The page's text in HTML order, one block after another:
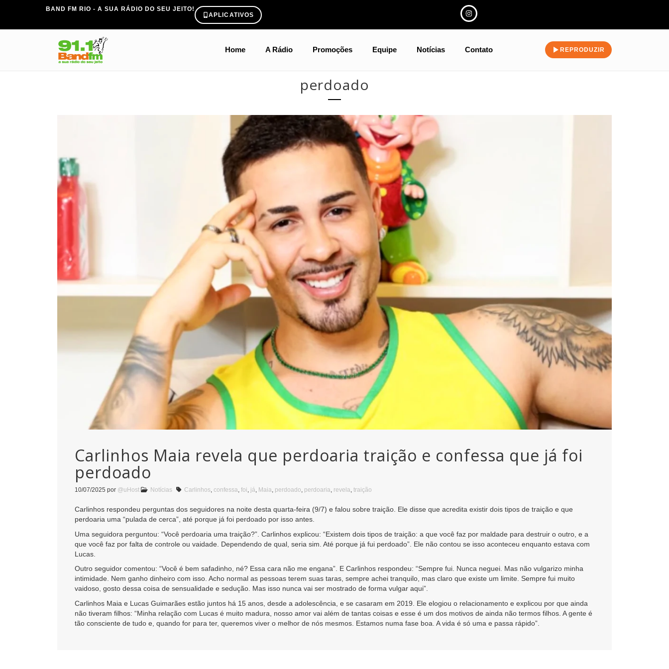
BAND FM RIO - A SUA RÁDIO DO SEU JEITO!
APLICATIVOS
Home A Rádio Promoções Equipe Notícias Contato REPRODUZIR
perdoado
Carlinhos Maia revela que perdoaria traição e confessa que já foi
perdoado
10/07/2025 por @uHost Notícias Carlinhos, confessa, foi, já, Maia, perdoado, perdoaria, revela, traição
Carlinhos respondeu perguntas dos seguidores na noite desta quarta-feira (9/7) e falou sobre traição. Ele disse que acredita existir dois tipos de traição e que
perdoaria uma “pulada de cerca”, até porque já foi perdoado por isso antes.
Uma seguidora perguntou: “Você perdoaria uma traição?”. Carlinhos explicou: “Existem dois tipos de traição: a que você faz por maldade para destruir o outro, e a
que você faz por falta de controle ou vaidade. Dependendo de qual, seria sim. Até porque já fui perdoado”. Ele não contou se isso aconteceu enquanto estava com
Lucas.
Outro seguidor comentou: “Você é bem safadinho, né? Essa cara não me engana”. E Carlinhos respondeu: “Sempre fui. Nunca neguei. Mas não vulgarizo minha
intimidade. Nem ganho dinheiro com isso. Acho normal as pessoas terem suas taras, sempre achei tranquilo, mas claro que existe um limite. Sempre fui muito
vaidoso, gosto dessa coisa de sensualidade e sedução. Mas isso nunca vai ser mostrado de forma vulgar aqui”.
Carlinhos Maia e Lucas Guimarães estão juntos há 15 anos, desde a adolescência, e se casaram em 2019. Ele elogiou o relacionamento e explicou por que ainda
não tiveram filhos: “Minha relação com Lucas é muito madura, nosso amor vai além de tantas coisas e esse é um dos motivos de ainda não termos filhos. A gente é
tão consciente de tudo e, quando for para ter, queremos viver o melhor de nós mesmos. Estamos numa fase boa. A vida é só uma e passa rápido”.